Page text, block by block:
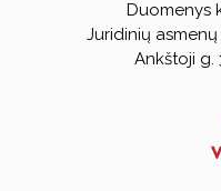
Duomenys
Juridinių asmenų
Ankštoji g.